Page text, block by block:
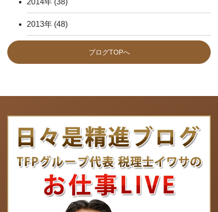
2014年 (38)
2013年 (48)
ブログTOPへ